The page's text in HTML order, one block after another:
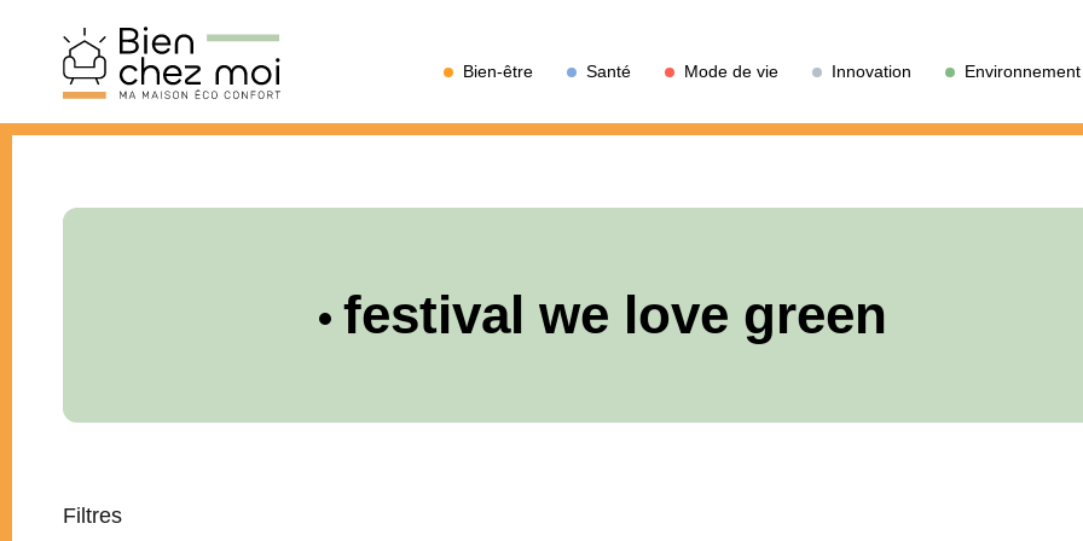
Bien-être Santé Mode de vie Innovation Environnement
festival we love green
Filtres